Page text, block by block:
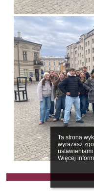
Ta strona
wyrażasz
Więcej